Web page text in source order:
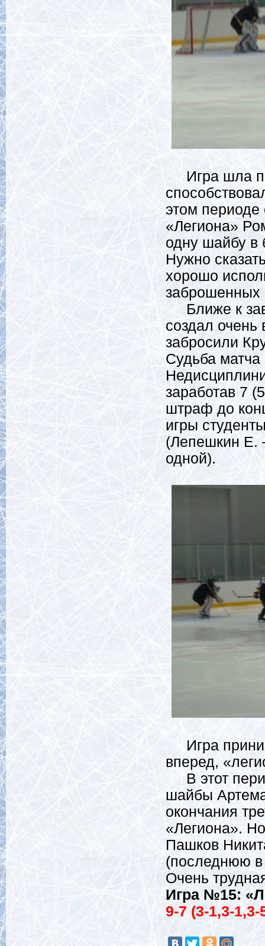
Игра шла
этом периоде
«Легиона»
одну шайбу в
Нужно
хорошо
Ближе к
создал
забросили
Судьба
заработав 7
штраф до
игры
(Лепешкин Е.
одной).
Игра
вперед,
В этот
шайбы
окончания
«Легиона».
Пашков
(последнюю в
Очень
Игра №15:
9-7 (3-1,3-1,3-